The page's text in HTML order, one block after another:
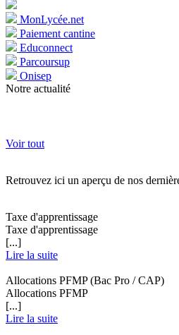
MonLycée.net
Paiement cantine
Educonnect
Parcoursup
Onisep
Notre actualité
Voir tout
Retrouvez ici un aperçu de nos
Taxe d'apprentissage
Taxe d'apprentissage
[...]
Lire la suite
Allocations PFMP (Bac Pro / CAP)
Allocations PFMP
[...]
Lire la suite